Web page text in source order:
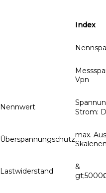
Index
Vpn
Nennwert
Strom:
Überspannungschutzmax.
Lastwiderstand
&